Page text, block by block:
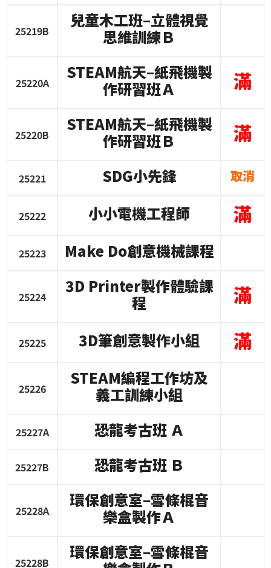
25219B
兒童木工班–立體視覺
思維訓練Ｂ
25220A
STEAM航天–紙飛機製
作研習班Ａ
滿
25220B
STEAM航天–紙飛機製
作研習班Ｂ
滿
25221 SDG小先鋒 取消
25222 小小電機工程師 滿
25223 Make Do創意機械課程
25224
3D Printer製作體驗課
程
滿
25225 3D筆創意製作小組 滿
25226
STEAM編程工作坊及
義工訓練小組
25227A 恐龍考古班 Ａ
25227B 恐龍考古班 Ｂ
25228A
環保創意室–雪條棍音
樂盒製作Ａ
25228B
環保創意室–雪條棍音